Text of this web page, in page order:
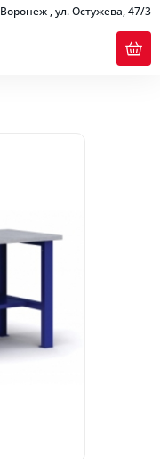
Воронеж , ул. Остужева, 47/3